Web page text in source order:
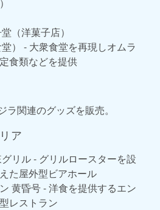
（洋菓子店）
） - 大衆食堂を再現しオムラ
食類などを提供
ラ関連のグッズを販売。
ア
リル - グリルロースターを設
た屋外型ビアホール
黄昏号 - 洋食を提供するエン
レストラン